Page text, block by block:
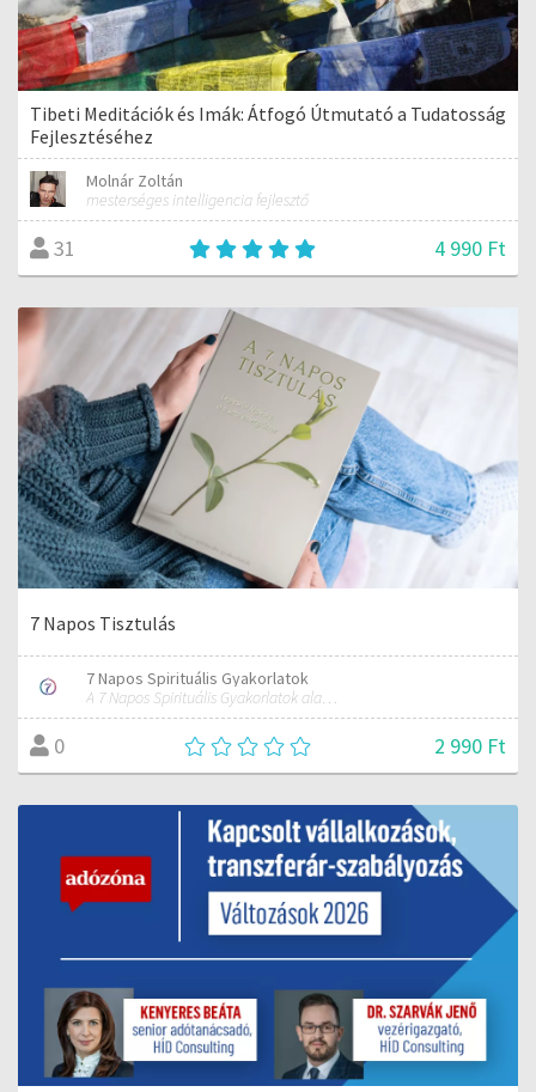
Tibeti Meditációk és Imák: Átfogó Útmutató a Tudatosság
Fejlesztéséhez
Molnár Zoltán
mesterséges intelligencia fejlesztő
31 4 990 Ft
7 Napos Tisztulás
7 Napos Spirituális Gyakorlatok
A 7 Napos Spirituális Gyakorlatok alapítója és mentora.
0 2 990 Ft